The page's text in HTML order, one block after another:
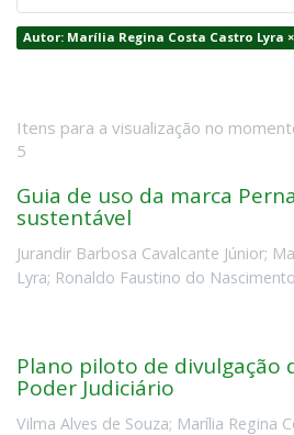
Autor: Marília Regina Costa Castro Lyra ×
Itens para a visualização no
5
Guia de uso da marca
sustentável
Jurandir Barbosa Cavalcante Júnior;
Lyra; Ronaldo Faustino do Nascimento
Plano piloto de divulgação
Poder Judiciário
Vilma Alves de Souza; Marília Regina